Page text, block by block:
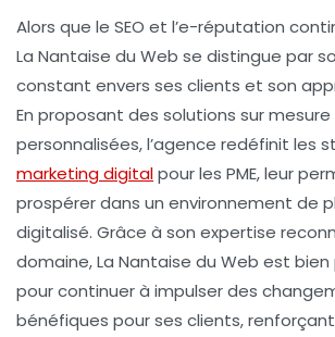
Alors que le SEO et l’e-réputation
La Nantaise du Web se distingue par
constant envers ses clients et son
En proposant des solutions sur
personnalisées, l’agence redéfinit les
marketing digitalpour les PME, leur
prospérer dans un environnement de
digitalisé. Grâce à son expertise
domaine, La Nantaise du Web est
pour continuer à impulser des
bénéfiques pour ses clients,